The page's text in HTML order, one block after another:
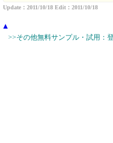
Update：2011/10/18 Edit：2011/10/18
▲
>>その他無料サンプル・試用：